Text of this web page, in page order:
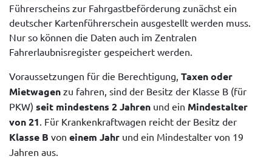
Führerscheins zur Fahrgastbeförderung zunächst ein
deutscher Kartenführerschein ausgestellt werden muss.
Nur so können die Daten auch im Zentralen
Fahrerlaubnisregister gespeichert werden.
Voraussetzungen für die Berechtigung, Taxen oder
Mietwagen zu fahren, sind der Besitz der Klasse B (für
PKW) seit mindestens 2 Jahren und ein Mindestalter
von 21. Für Krankenkraftwagen reicht der Besitz der
Klasse B von einem Jahr und ein Mindestalter von 19
Jahren aus.